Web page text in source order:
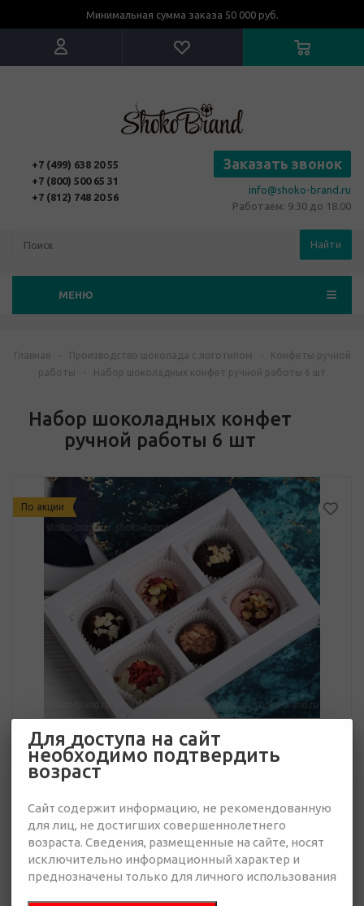
Минимальная сумма заказа 50 000 руб.
+7 (499) 638 20 55
+7 (800) 500 65 31
+7 (812) 748 20 56
Заказать звонок
info@shoko-brand.ru
Работаем: 9.30 до 18.00
Найти
МЕНЮ
Главная - Производство шоколада с логотипом -
Конфеты ручной
работы
- Набор шоколадных конфет ручной работы 6 шт
Набор шоколадных конфет
ручной работы 6 шт
По акции
870 руб.
860 руб.
Много
запрос
Добавить в
Для доступа на сайт
необходимо подтвердить
возраст
Сайт содержит информацию, не рекомендованную
для лиц, не достигших совершеннолетнего
возраста. Сведения, размещенные на сайте, носят
исключительно информационный характер и
преднозначены только для личного использования